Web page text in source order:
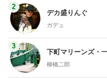
2
デカ盛りんぐ
ガデュ
3
下町マリーンズ・
柳橋二郎